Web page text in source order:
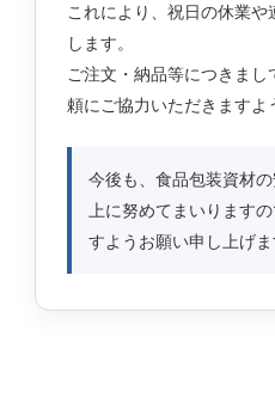
これにより、祝日の休業や
します。
ご注文・納品等につきま
頼にご協力いただきますよ
今後も、食品包装資材
上に努めてまいります
すようお願い申し上げま